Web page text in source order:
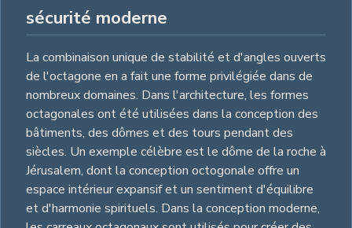
sécurité moderne
La combinaison unique de stabilité et d'angles ouverts
de l'octagone en a fait une forme privilégiée dans de
nombreux domaines. Dans l'architecture, les formes
octagonales ont été utilisées dans la conception des
bâtiments, des dômes et des tours pendant des
siècles. Un exemple célèbre est le dôme de la roche à
Jérusalem, dont la conception octogonale offre un
espace intérieur expansif et un sentiment d'équilibre
et d'harmonie spirituels. Dans la conception moderne,